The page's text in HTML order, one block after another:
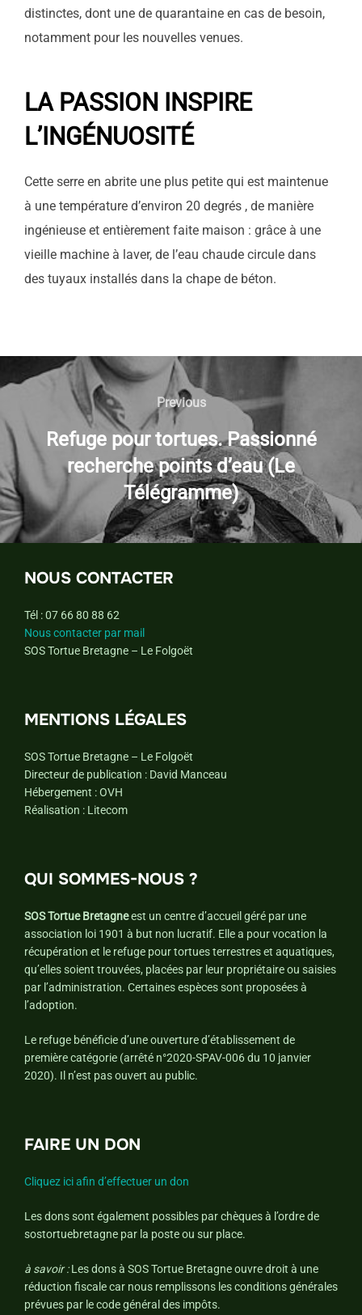
distinctes, dont une de quarantaine en cas de besoin,
notamment pour les nouvelles venues.
LA PASSION INSPIRE
L’INGÉNUOSITÉ
Cette serre en abrite une plus petite qui est maintenue
à une température d’environ 20 degrés , de manière
ingénieuse et entièrement faite maison : grâce à une
vieille machine à laver, de l’eau chaude circule dans
des tuyaux installés dans la chape de béton.
NAVIGATION
L’ARTICLE
Previous
Previous
Refuge pour tortues. Passionné
recherche points d’eau (Le
Télégramme)
NOUS CONTACTER
Tél : 07 66 80 88 62
Nous contacter par mail
SOS Tortue Bretagne – Le Folgoët
MENTIONS LÉGALES
SOS Tortue Bretagne – Le Folgoët
Directeur de publication : David Manceau
Hébergement : OVH
Réalisation : Litecom
QUI SOMMES-NOUS ?
SOS Tortue Bretagneest un centre d’accueil géré par une
association loi 1901 à but non lucratif. Elle a pour vocation la
récupération et le refuge pour tortues terrestres et aquatiques,
qu’elles soient trouvées, placées par leur propriétaire ou saisies
par l’administration. Certaines espèces sont proposées à
l’adoption.
Le refuge bénéficie d’une ouverture d’établissement de
première catégorie (arrêté n°2020-SPAV-006 du 10 janvier
2020). Il n’est pas ouvert au public.
FAIRE UN DON
Cliquez ici afin d’effectuer un don
Les dons sont également possibles par chèques à l’ordre de
sostortuebretagne par la poste ou sur place.
à savoir :Les dons à SOS Tortue Bretagne ouvre droit à une
réduction fiscale car nous remplissons les conditions générales
prévues par le code général des impôts.